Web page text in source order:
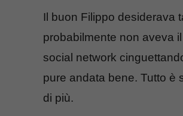
Il buon Filippo desiderava
probabilmente non aveva
social network
pure andata bene. Tutto è
di più.